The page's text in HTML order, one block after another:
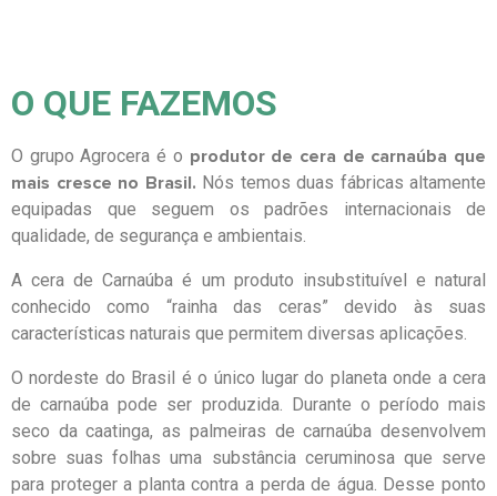
O QUE FAZEMOS
O grupo Agrocera é o produtor de cera de carnaúba que
mais cresce no Brasil. Nós temos duas fábricas altamente
equipadas que seguem os padrões internacionais de
qualidade, de segurança e ambientais.
A cera de Carnaúba é um produto insubstituível e natural
conhecido como “rainha das ceras” devido às suas
características naturais que permitem diversas aplicações.
O nordeste do Brasil é o único lugar do planeta onde a cera
de carnaúba pode ser produzida. Durante o período mais
seco da caatinga, as palmeiras de carnaúba desenvolvem
sobre suas folhas uma substância ceruminosa que serve
para proteger a planta contra a perda de água. Desse ponto